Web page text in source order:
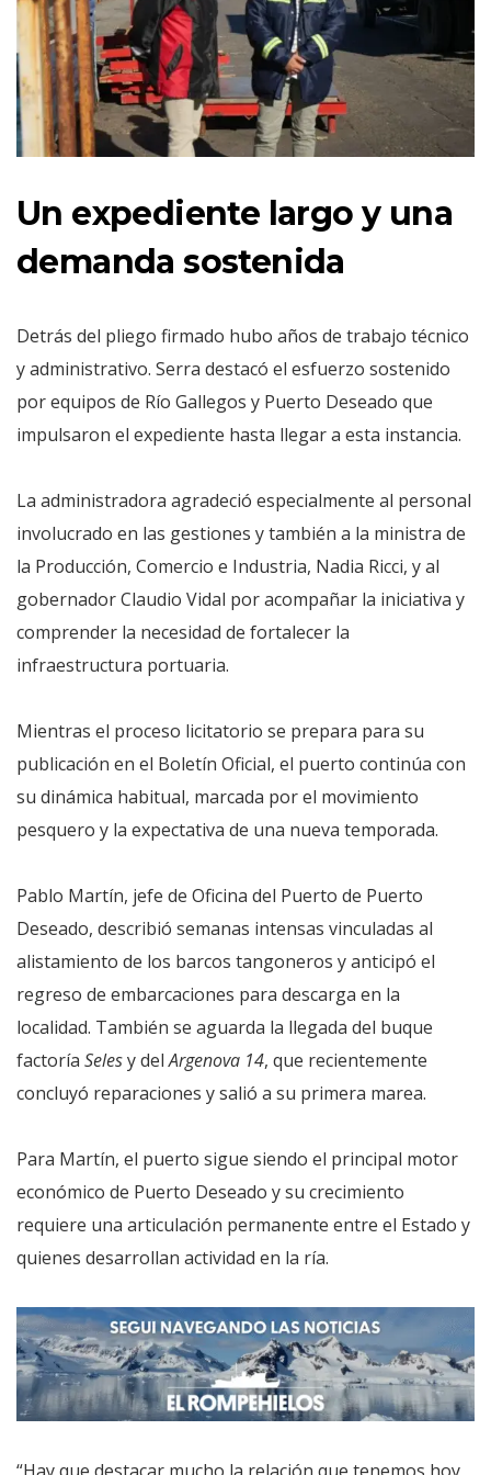
Un expediente largo y una
demanda sostenida
Detrás del pliego firmado hubo años de trabajo técnico
y administrativo. Serra destacó el esfuerzo sostenido
por equipos de Río Gallegos y Puerto Deseado que
impulsaron el expediente hasta llegar a esta instancia.
La administradora agradeció especialmente al personal
involucrado en las gestiones y también a la ministra de
la Producción, Comercio e Industria, Nadia Ricci, y al
gobernador Claudio Vidal por acompañar la iniciativa y
comprender la necesidad de fortalecer la
infraestructura portuaria.
Mientras el proceso licitatorio se prepara para su
publicación en el Boletín Oficial, el puerto continúa con
su dinámica habitual, marcada por el movimiento
pesquero y la expectativa de una nueva temporada.
Pablo Martín, jefe de Oficina del Puerto de Puerto
Deseado, describió semanas intensas vinculadas al
alistamiento de los barcos tangoneros y anticipó el
regreso de embarcaciones para descarga en la
localidad. También se aguarda la llegada del buque
factoría Selesy delArgenova 14, que recientemente
concluyó reparaciones y salió a su primera marea.
Para Martín, el puerto sigue siendo el principal motor
económico de Puerto Deseado y su crecimiento
requiere una articulación permanente entre el Estado y
quienes desarrollan actividad en la ría.